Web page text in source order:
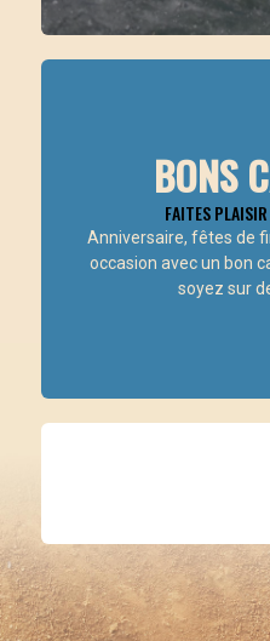
BONS
FAITES
Anniversaire, fêtes de
occasion avec un bon
soyez sur
ACHETER LE